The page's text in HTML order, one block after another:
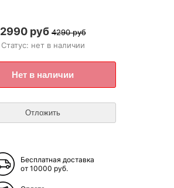
2990 руб 4290 руб
Статус: нет в наличии
Бесплатная доставка
от 10000 руб.